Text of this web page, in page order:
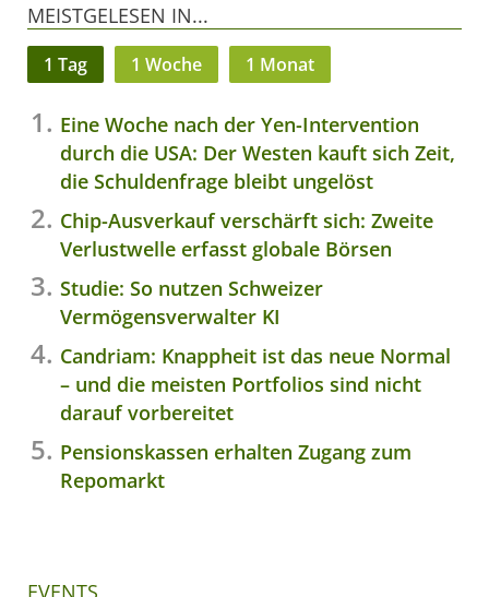
MEISTGELESEN IN...
1 Tag 1 Woche 1 Monat
Eine Woche nach der Yen-Intervention
durch die USA: Der Westen kauft sich Zeit,
die Schuldenfrage bleibt ungelöst
Chip-Ausverkauf verschärft sich: Zweite
Verlustwelle erfasst globale Börsen
Studie: So nutzen Schweizer
Vermögensverwalter KI
Candriam: Knappheit ist das neue Normal
– und die meisten Portfolios sind nicht
darauf vorbereitet
Pensionskassen erhalten Zugang zum
Repomarkt
EVENTS